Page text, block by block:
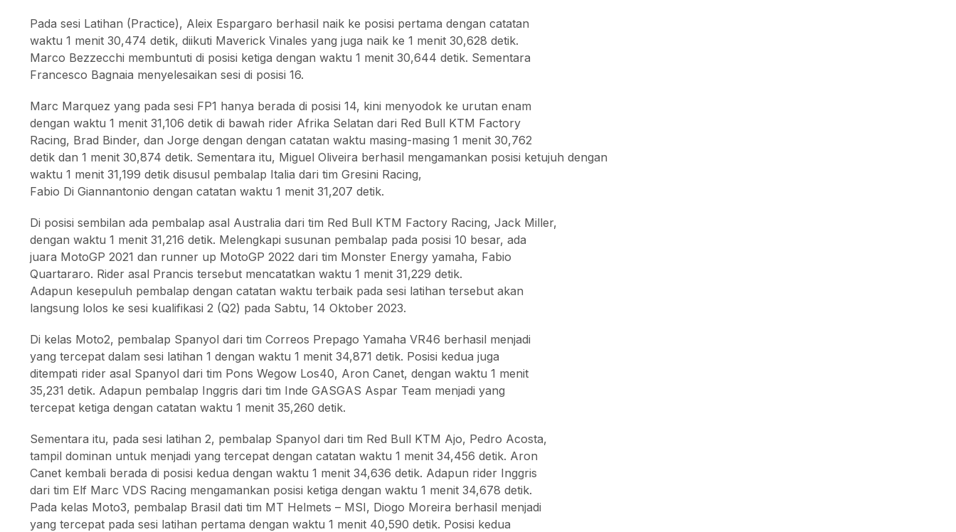
Pada sesi Latihan (Practice), Aleix Espargaro berhasil naik ke posisi pertama dengan catatan
waktu 1 menit 30,474 detik, diikuti Maverick Vinales yang juga naik ke 1 menit 30,628 detik.
Marco Bezzecchi membuntuti di posisi ketiga dengan waktu 1 menit 30,644 detik. Sementara
Francesco Bagnaia menyelesaikan sesi di posisi 16.
Marc Marquez yang pada sesi FP1 hanya berada di posisi 14, kini menyodok ke urutan enam
dengan waktu 1 menit 31,106 detik di bawah rider Afrika Selatan dari Red Bull KTM Factory
Racing, Brad Binder, dan Jorge dengan dengan catatan waktu masing-masing 1 menit 30,762
detik dan 1 menit 30,874 detik. Sementara itu, Miguel Oliveira berhasil mengamankan posisi ketujuh dengan
waktu 1 menit 31,199 detik disusul pembalap Italia dari tim Gresini Racing,
Fabio Di Giannantonio dengan catatan waktu 1 menit 31,207 detik.
Di posisi sembilan ada pembalap asal Australia dari tim Red Bull KTM Factory Racing, Jack Miller,
dengan waktu 1 menit 31,216 detik. Melengkapi susunan pembalap pada posisi 10 besar, ada
juara MotoGP 2021 dan runner up MotoGP 2022 dari tim Monster Energy yamaha, Fabio
Quartararo. Rider asal Prancis tersebut mencatatkan waktu 1 menit 31,229 detik.
Adapun kesepuluh pembalap dengan catatan waktu terbaik pada sesi latihan tersebut akan
langsung lolos ke sesi kualifikasi 2 (Q2) pada Sabtu, 14 Oktober 2023.
Di kelas Moto2, pembalap Spanyol dari tim Correos Prepago Yamaha VR46 berhasil menjadi
yang tercepat dalam sesi latihan 1 dengan waktu 1 menit 34,871 detik. Posisi kedua juga
ditempati rider asal Spanyol dari tim Pons Wegow Los40, Aron Canet, dengan waktu 1 menit
35,231 detik. Adapun pembalap Inggris dari tim Inde GASGAS Aspar Team menjadi yang
tercepat ketiga dengan catatan waktu 1 menit 35,260 detik.
Sementara itu, pada sesi latihan 2, pembalap Spanyol dari tim Red Bull KTM Ajo, Pedro Acosta,
tampil dominan untuk menjadi yang tercepat dengan catatan waktu 1 menit 34,456 detik. Aron
Canet kembali berada di posisi kedua dengan waktu 1 menit 34,636 detik. Adapun rider Inggris
dari tim Elf Marc VDS Racing mengamankan posisi ketiga dengan waktu 1 menit 34,678 detik.
Pada kelas Moto3, pembalap Brasil dati tim MT Helmets – MSI, Diogo Moreira berhasil menjadi
yang tercepat pada sesi latihan pertama dengan waktu 1 menit 40,590 detik. Posisi kedua